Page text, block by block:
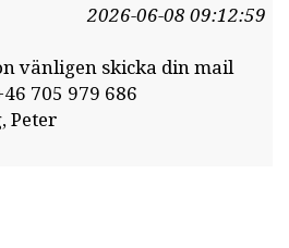
2026-06-08 09:12:59
vänligen skicka din mail
705 979 686
Peter